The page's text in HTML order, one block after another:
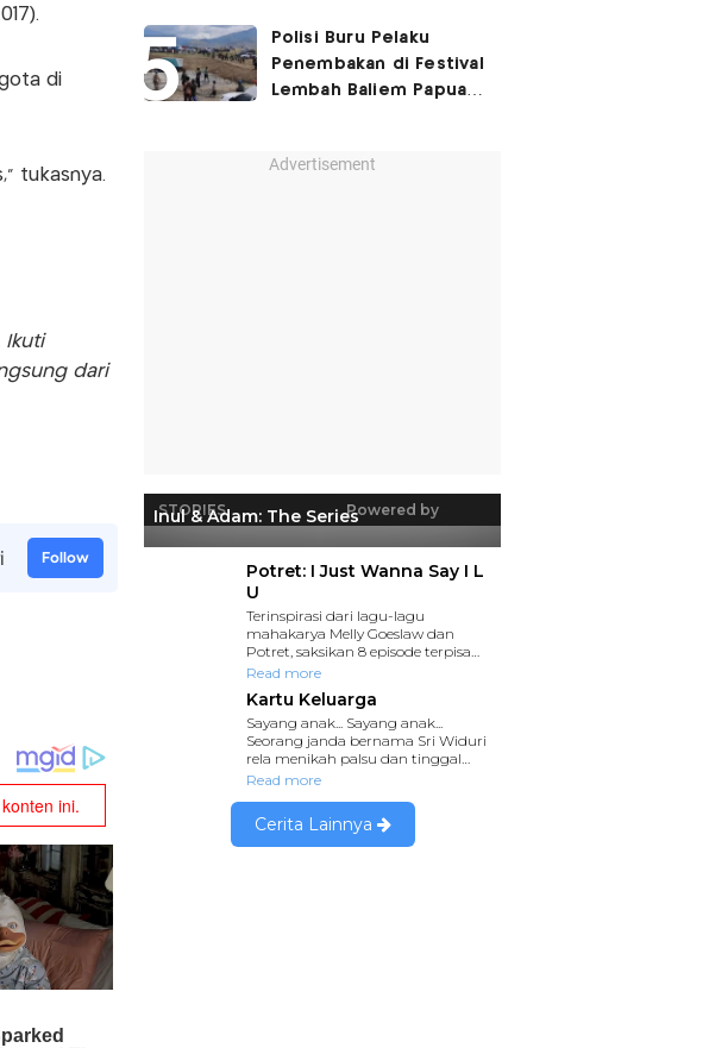
di
tukasnya.
Ikuti
dari
Follow
Api
Polisi Buru Pelaku
Penembakan di Festival
Lembah Baliem Papua
Advertisement